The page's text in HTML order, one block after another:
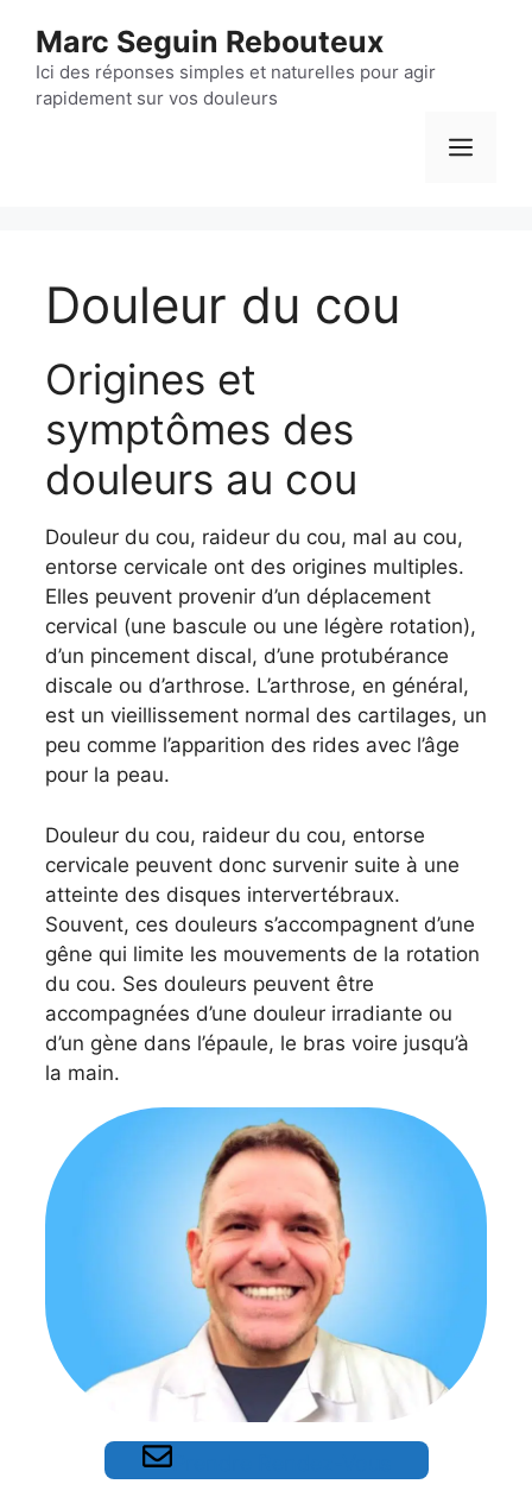
contenu
Marc Seguin Rebouteux
Ici des réponses simples et naturelles pour agir
rapidement sur vos douleurs
Douleur du cou
Origines et
symptômes des
douleurs au cou
Douleur du cou, raideur du cou, mal au cou,
entorse cervicale ont des origines multiples.
Elles peuvent provenir d’un déplacement
cervical (une bascule ou une légère rotation),
d’un pincement discal, d’une protubérance
discale ou d’arthrose. L’arthrose, en général,
est un vieillissement normal des cartilages, un
peu comme l’apparition des rides avec l’âge
pour la peau.
Douleur du cou, raideur du cou, entorse
cervicale peuvent donc survenir suite à une
atteinte des disques intervertébraux.
Souvent, ces douleurs s’accompagnent d’une
gêne qui limite les mouvements de la rotation
du cou. Ses douleurs peuvent être
accompagnées d’une douleur irradiante ou
d’un gène dans l’épaule, le bras voire jusqu’à
la main.
Prendre Rendez-Vous